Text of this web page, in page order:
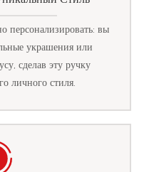
персонализировать: вы
украшения или
сделав эту ручку
личного стиля.